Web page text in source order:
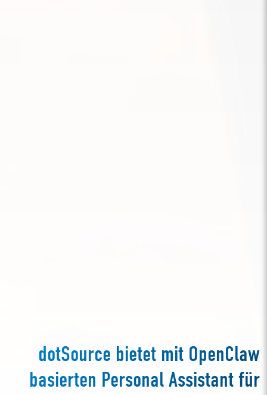
dotSource bietet mit OpenClaw
basierten Personal Assistant für